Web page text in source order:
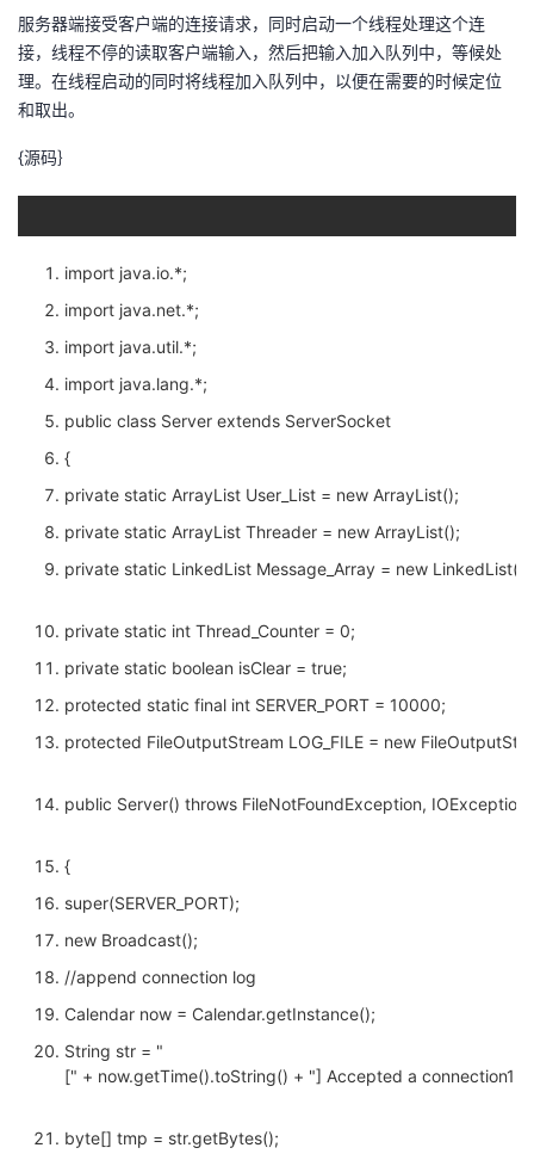
服务器端接受客户端的连接请求，同时启动一个线程处理这个连
接，线程不停的读取客户端输入，然后把输入加入队列中，等候处
理。在线程启动的同时将线程加入队列中，以便在需要的时候定位
和取出。
{源码｝
import java.io.*;
import java.net.*;
import java.util.*;
import java.lang.*;
public class Server extends ServerSocket
{
private static ArrayList User_List = new ArrayList();
private static ArrayList Threader = new ArrayList();
private static LinkedList Message_Array = new LinkedList();
private static int Thread_Counter = 0;
private static boolean isClear = true;
protected static final int SERVER_PORT = 10000;
protected FileOutputStream LOG_FILE = new
public Server() throws FileNotFoundException, IOException
{
super(SERVER_PORT);
new Broadcast();
//append connection log
Calendar now = Calendar.getInstance();
String str = "
[" + now.getTime().toString() + "] Accepted a
byte[] tmp = str.getBytes();